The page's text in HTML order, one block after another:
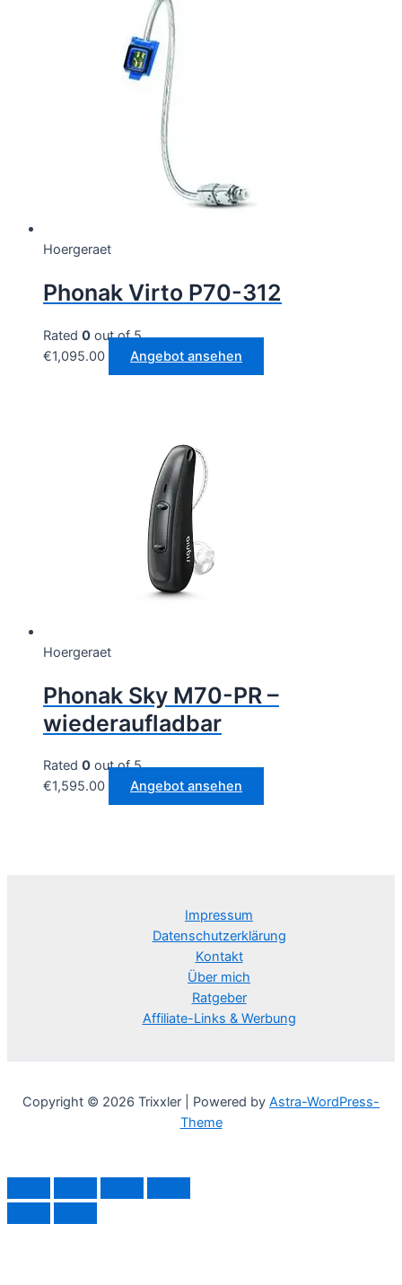
Hoergeraet
Phonak Virto P70-312
Rated 0 out of 5
€1,095.00 Angebot ansehen
Hoergeraet
Phonak Sky M70-PR –
wiederaufladbar
Rated 0 out of 5
€1,595.00 Angebot ansehen
Impressum
Datenschutzerklärung
Kontakt
Über mich
Ratgeber
Affiliate-Links & Werbung
Copyright © 2026 Trixxler | Powered by Astra-WordPress-
Theme